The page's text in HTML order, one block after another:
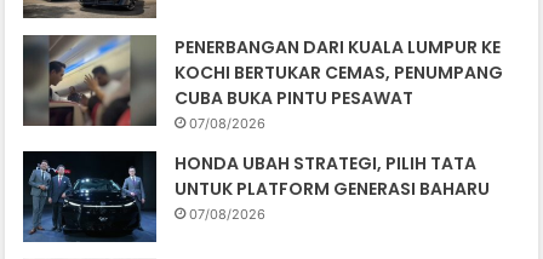
PENERBANGAN DARI KUALA LUMPUR KE
KOCHI BERTUKAR CEMAS, PENUMPANG
CUBA BUKA PINTU PESAWAT
07/08/2026
HONDA UBAH STRATEGI, PILIH TATA
UNTUK PLATFORM GENERASI BAHARU
07/08/2026